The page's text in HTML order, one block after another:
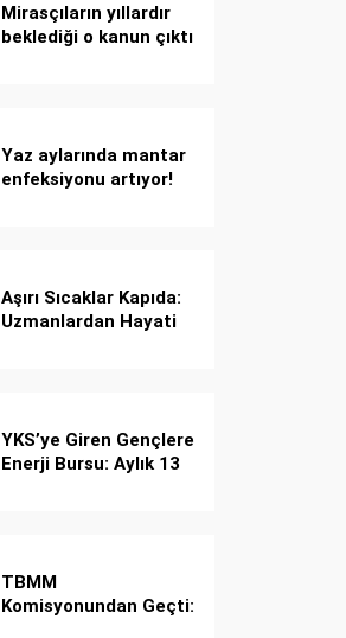
Mirasçıların yıllardır
beklediği o kanun çıktı
Yaz aylarında mantar
enfeksiyonu artıyor!
Aşırı Sıcaklar Kapıda:
Uzmanlardan Hayati
YKS’ye Giren Gençlere
Enerji Bursu: Aylık 13
TBMM
Komisyonundan Geçti: